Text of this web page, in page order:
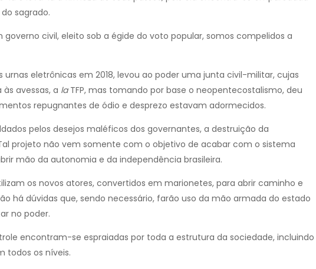
sagrado.
civil, eleito sob a égide do voto popular, somos compelidos a
eletrônicas em 2018, levou ao poder uma junta civil-militar, cujas
avessas, a laTFP, mas tomando por base o neopentecostalismo, deu
repugnantes de ódio e desprezo estavam adormecidos.
pelos desejos maléficos dos governantes, a destruição da
projeto não vem somente com o objetivo de acabar com o sistema
mão da autonomia e da independência brasileira.
os novos atores, convertidos em marionetes, para abrir caminho e
há dúvidas que, sendo necessário, farão uso da mão armada do estado
no poder.
encontram-se espraiadas por toda a estrutura da sociedade, incluindo
todos os níveis.